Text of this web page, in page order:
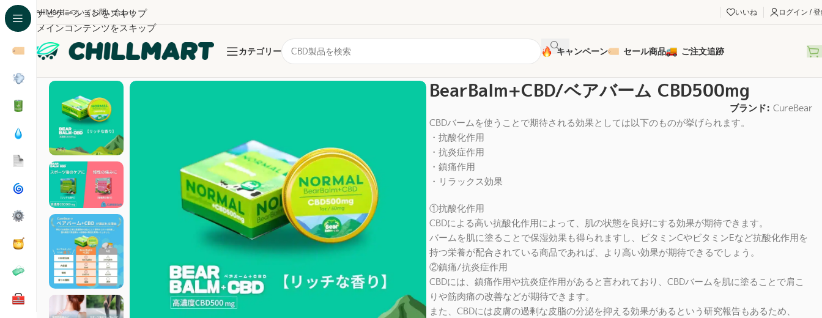
ナビゲーションをスキップ
メインコンテンツをスキップ
ChillMartについてお問い合わせ いいね ログイン /
カテゴリー キャンペーン セール商品 ご注文追跡
BearBalm+CBD/ベアバーム CBD500mg
ブランド: CureBear
CBDバームを使うことで期待される効果としては以下のものが挙げられます。
・抗酸化作用
・抗炎症作用
・鎮痛作用
・リラックス効果
①抗酸化作用
CBDによる高い抗酸化作用によって、肌の状態を良好にする効果が期待できます。
バームを肌に塗ることで保湿効果も得られますし、ビタミンCやビタミンEなど抗酸化作用を
持つ栄養が配合されている商品であれば、より高い効果が期待できるでしょう。
②鎮痛/抗炎症作用
CBDには、鎮痛作用や抗炎症作用があると言われており、CBDバームを肌に塗ることで肩こ
りや筋肉痛の改善などが期待できます。
また、CBDには皮膚の過剰な皮脂の分泌を抑える効果があるという研究報告もあるため、